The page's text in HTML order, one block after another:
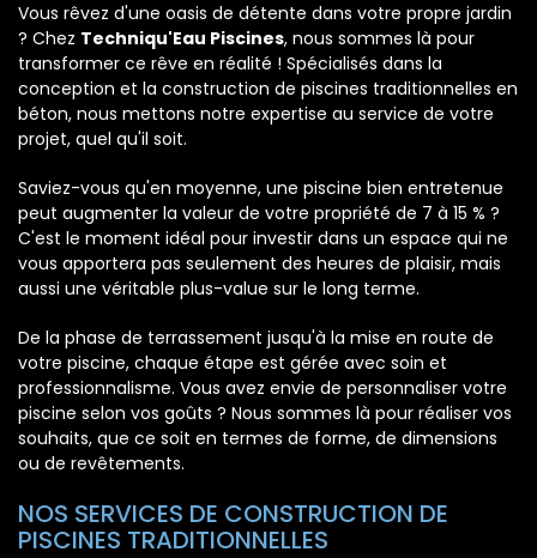
Vous rêvez d'une oasis de détente dans votre propre jardin
? Chez Techniqu'Eau Piscines, nous sommes là pour
transformer ce rêve en réalité ! Spécialisés dans la
conception et la construction de piscines traditionnelles en
béton, nous mettons notre expertise au service de votre
projet, quel qu'il soit.
Saviez-vous qu'en moyenne, une piscine bien entretenue
peut augmenter la valeur de votre propriété de 7 à 15 % ?
C'est le moment idéal pour investir dans un espace qui ne
vous apportera pas seulement des heures de plaisir, mais
aussi une véritable plus-value sur le long terme.
De la phase de terrassement jusqu'à la mise en route de
votre piscine, chaque étape est gérée avec soin et
professionnalisme. Vous avez envie de personnaliser votre
piscine selon vos goûts ? Nous sommes là pour réaliser vos
souhaits, que ce soit en termes de forme, de dimensions
ou de revêtements.
NOS SERVICES DE CONSTRUCTION DE
PISCINES TRADITIONNELLES